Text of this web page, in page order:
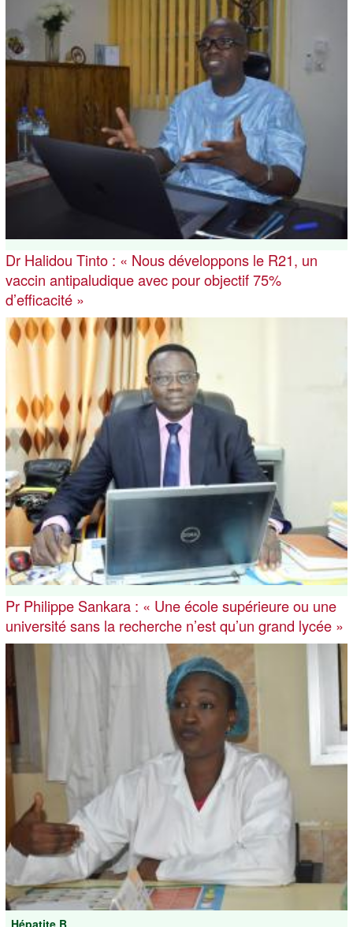
Dr Halidou Tinto : « Nous développons le R21, un
vaccin antipaludique avec pour objectif 75%
d’efficacité »
Pr Philippe Sankara : « Une école supérieure ou une
université sans la recherche n’est qu’un grand lycée »